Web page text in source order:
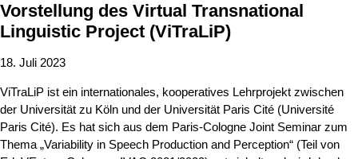
Vorstellung des Virtual Transnational
Linguistic Project (ViTraLiP)
18. Juli 2023
ViTraLiP ist ein internationales, kooperatives Lehrprojekt zwischen
der Universität zu Köln und der Universität Paris Cité (Université
Paris Cité). Es hat sich aus dem Paris-Cologne Joint Seminar zum
Thema „Variability in Speech Production and Perception“ (Teil von